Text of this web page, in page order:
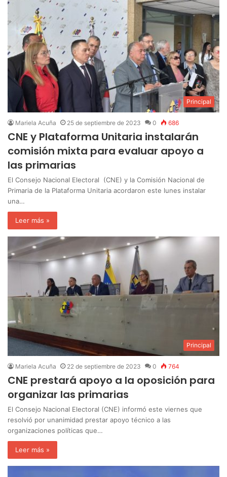
Principal
Mariela Acuña 25 de septiembre de 2023 0 686
CNE y Plataforma Unitaria instalarán
comisión mixta para evaluar apoyo a
las primarias
El Consejo Nacional Electoral (CNE) y la Comisión Nacional de
Primaria de la Plataforma Unitaria acordaron este lunes instalar
una…
Leer más »
Principal
Mariela Acuña 22 de septiembre de 2023 0 764
CNE prestará apoyo a la oposición para
organizar las primarias
El Consejo Nacional Electoral (CNE) informó este viernes que
resolvió por unanimidad prestar apoyo técnico a las
organizaciones políticas que…
Leer más »